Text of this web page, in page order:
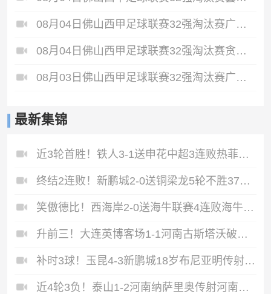
08月04日佛山西甲足球联赛32强淘汰赛广东西南建设VS香港圣徒全场录像
08月04日佛山西甲足球联赛32强淘汰赛贪玩游戏VS美的薪火全场录像
08月03日佛山西甲足球联赛32强淘汰赛广东凤铝VS湛江八部科技全场录像
最新集锦
近3轮首胜！铁人3-1送申花中超3连败热菲尼奥双响邦本宜裕传射
终结2连败！新鹏城2-0送铜梁龙5轮不胜37岁姜至鹏破门韦斯利建功
笑傲德比！西海岸2-0送海牛联赛4连败海牛仍垫底西海岸升至第二
升前三！大连英博客场1-1河南古斯塔沃破门19岁杨铭锐替补扳平
补时3球！玉昆4-3新鹏城18岁布尼亚明传射侯永永乌龙卡约绝杀
近4轮3负！泰山1-2河南纳萨里奥传射河南终结17年客场不胜泰山